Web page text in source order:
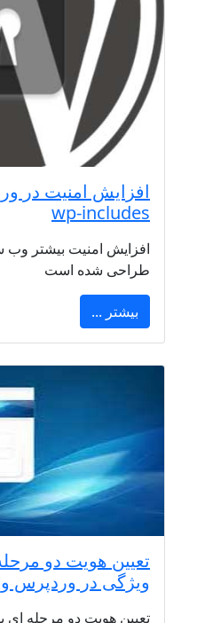
افزایش امنیت در
wp-includes
افزایش امنیت بیشتر وب
طراحی شده است
بیشتر ...
تعیین هویت دو
ویژگی در وردپرس
تعیین هویت دو مرحله ای